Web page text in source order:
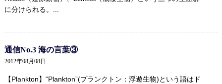
に分けられる。...
通信No.3 海の言葉③
2012年08月08日
【Plankton】“Plankton”(プランクトン：浮遊生物)という語はド